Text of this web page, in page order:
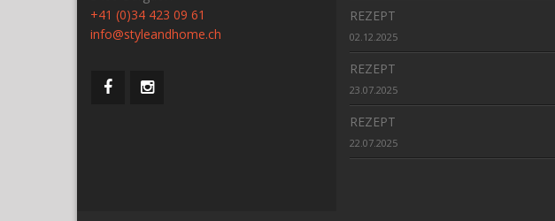
+41 (0)34 423 09 61
info@styleandhome.ch
REZEPT
02.12.2025
REZEPT
23.07.2025
REZEPT
22.07.2025